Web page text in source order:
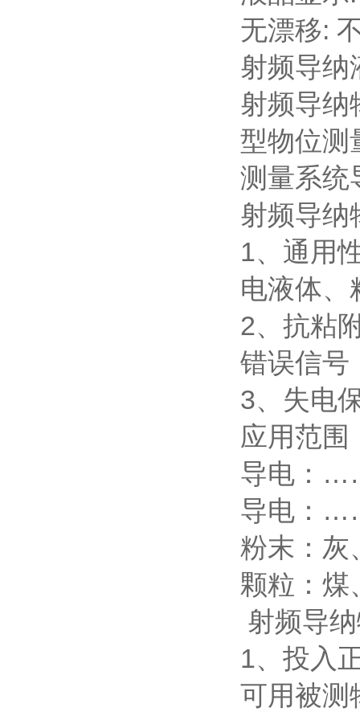
无漂移:
射频导纳
射频导纳
型物位测
测量系统
射频导纳
1、通用
电液体、
2、抗粘
错误信号
3、失电
应用范围
导电：
导电：
粉末：
颗粒：
射频导
1、投入
可用被测